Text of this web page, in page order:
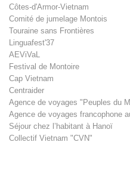
Côtes-d'Armor-Vietnam
Comité de jumelage Montois
Touraine sans Frontières
Linguafest'37
AEViVaL
Festival de Montoire
Cap Vietnam
Centraider
Agence de voyages "Peuples du
Agence de voyages francophone
Séjour chez l’habitant à Hanoï
Collectif Vietnam "CVN"